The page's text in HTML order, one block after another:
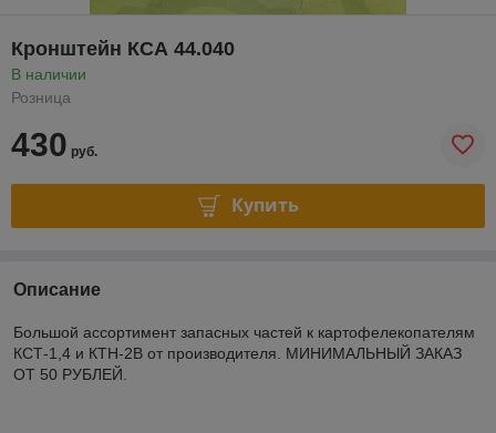
Кронштейн КСА 44.040
В наличии
Розница
430 руб.
Купить
Описание
Большой ассортимент запасных частей к картофелекопателям
КСТ-1,4 и КТН-2В от производителя. МИНИМАЛЬНЫЙ ЗАКАЗ
ОТ 50 РУБЛЕЙ.